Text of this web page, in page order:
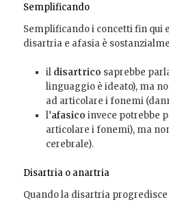
Semplificando
Semplificando i concetti fin qui
disartria e afasia è
il disartrico saprebbe
linguaggio è ideato), ma
ad articolare i fonemi
l’afasico invece potrebbe
articolare i fonemi), ma
cerebrale).
Disartria o anartria
Quando la disartria